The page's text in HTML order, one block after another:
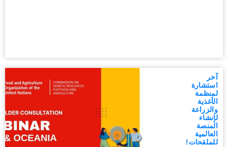
آخر
استشارة
لمنظمة
الأغذية
والزراعة
لإنشاء
المنصة
العالمية
للملقحات!